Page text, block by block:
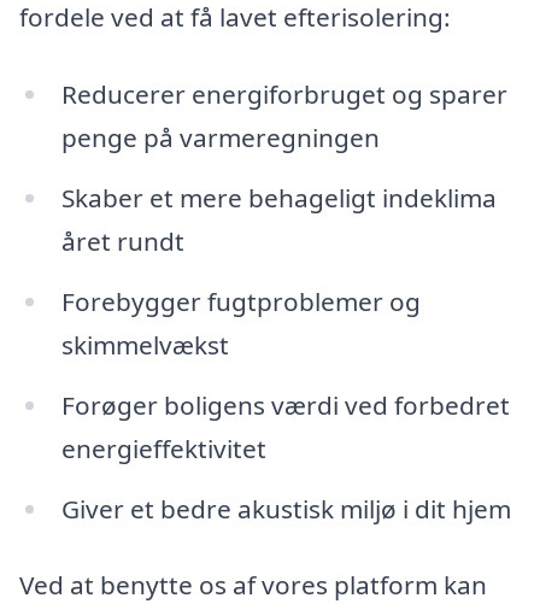
fordele ved at få lavet efterisolering:
Reducerer energiforbruget og sparer
penge på varmeregningen
Skaber et mere behageligt indeklima
året rundt
Forebygger fugtproblemer og
skimmelvækst
Forøger boligens værdi ved forbedret
energieffektivitet
Giver et bedre akustisk miljø i dit hjem
Ved at benytte os af vores platform kan